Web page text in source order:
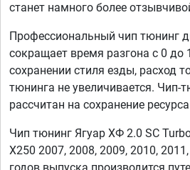
станет намного более
Профессиональный чип тюнинг
сокращает время разгона с 0
сохранении стиля езды, расход
тюнинга не увеличивается. Чип-
рассчитан на сохранение
Чип тюнинг Ягуар ХФ 2.0 SC
X250 2007, 2008, 2009, 2010,